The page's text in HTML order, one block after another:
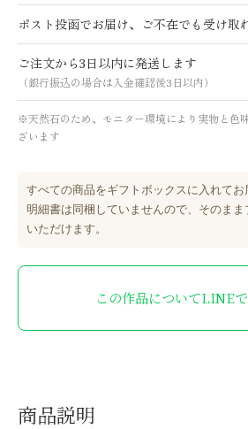
ポスト投函でお届け、ご不在でも受け取
ご注文から3日以内に発送します
（銀行振込の場合は入金確認後3日以内）
※天然石のため、モニター環境により実物と色
ざいます
すべての商品をギフトボックスに入れてお
明細書は同梱していませんので、そのま
いただけます。
この作品についてLINE
商品説明